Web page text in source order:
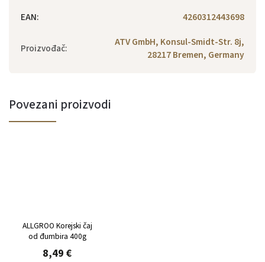
EAN: 4260312443698
Proizvođač:
ATV GmbH, Konsul-Smidt-Str. 8j,
28217 Bremen, Germany
Povezani proizvodi
ALLGROO Korejski čaj
od đumbira 400g
8,49 €